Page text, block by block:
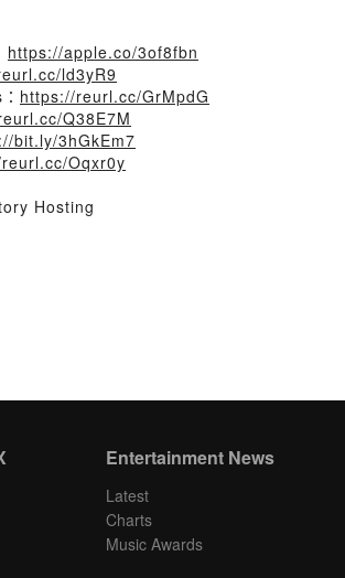
https://apple.co/3of8fbn
ld3yR9
https://reurl.cc/GrMpdG
Q38E7M
bit.ly/3hGkEm7
Oqxr0y
Hosting
Entertainment News
Latest
Charts
Music Awards